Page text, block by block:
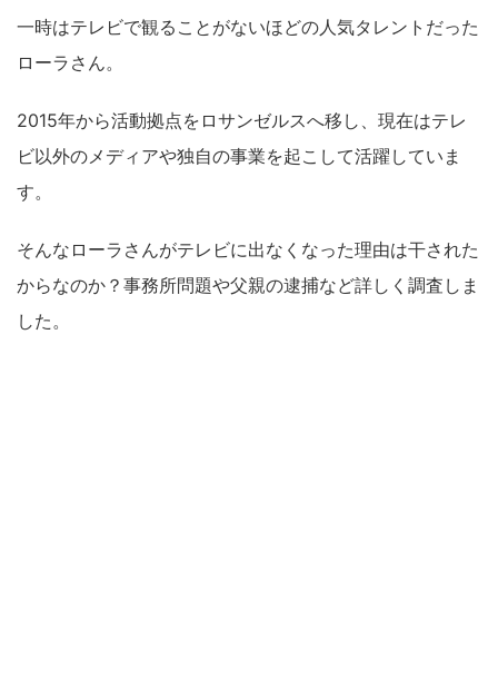
一時はテレビで観ることがないほどの人気タレントだった
ローラさん。
2015年から活動拠点をロサンゼルスへ移し、現在はテレ
ビ以外のメディアや独自の事業を起こして活躍していま
す。
そんなローラさんがテレビに出なくなった理由は干された
からなのか？事務所問題や父親の逮捕など詳しく調査しま
した。